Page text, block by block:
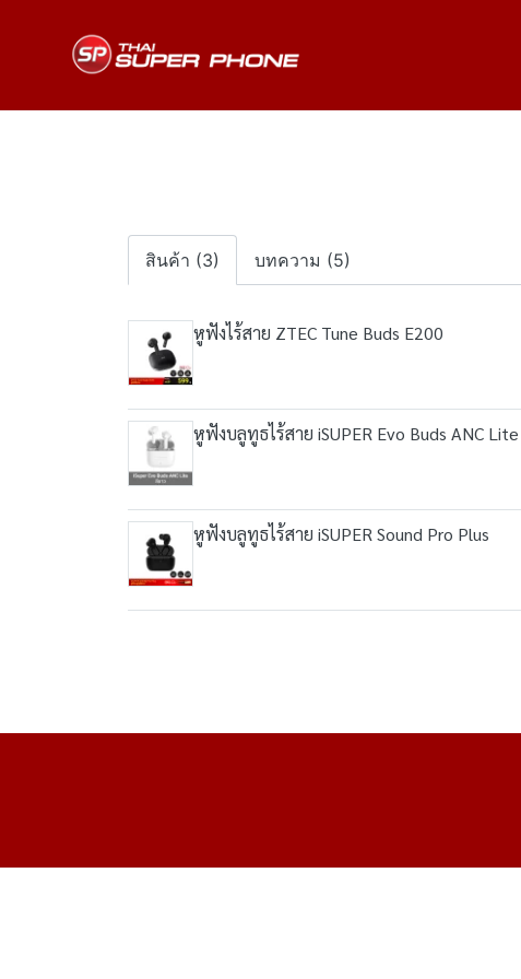
สินค้า (3) บทความ (5)
หูฟังไร้สาย ZTEC Tune Buds E200
หูฟังบลูทูธไร้สาย iSUPER Evo Buds ANC Lite
หูฟังบลูทูธไร้สาย iSUPER Sound Pro Plus